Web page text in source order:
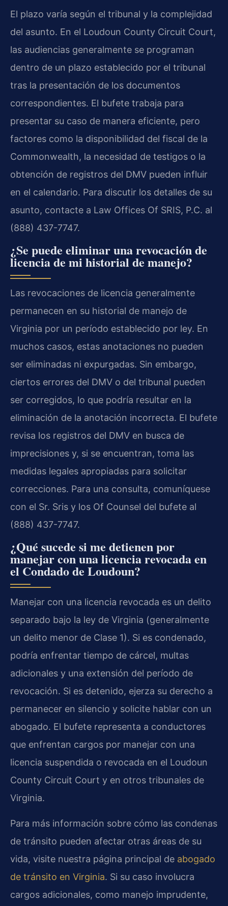
El plazo varía según el tribunal y la complejidad
del asunto. En el Loudoun County Circuit Court,
las audiencias generalmente se programan
dentro de un plazo establecido por el tribunal
tras la presentación de los documentos
correspondientes. El bufete trabaja para
presentar su caso de manera eficiente, pero
factores como la disponibilidad del fiscal de la
Commonwealth, la necesidad de testigos o la
obtención de registros del DMV pueden influir
en el calendario. Para discutir los detalles de su
asunto, contacte a Law Offices Of SRIS, P.C. al
(888) 437-7747.
¿Se puede eliminar una revocación de
licencia de mi historial de manejo?
Las revocaciones de licencia generalmente
permanecen en su historial de manejo de
Virginia por un período establecido por ley. En
muchos casos, estas anotaciones no pueden
ser eliminadas ni expurgadas. Sin embargo,
ciertos errores del DMV o del tribunal pueden
ser corregidos, lo que podría resultar en la
eliminación de la anotación incorrecta. El bufete
revisa los registros del DMV en busca de
imprecisiones y, si se encuentran, toma las
medidas legales apropiadas para solicitar
correcciones. Para una consulta, comuníquese
con el Sr. Sris y los Of Counsel del bufete al
(888) 437-7747.
¿Qué sucede si me detienen por
manejar con una licencia revocada en
el Condado de Loudoun?
Manejar con una licencia revocada es un delito
separado bajo la ley de Virginia (generalmente
un delito menor de Clase 1). Si es condenado,
podría enfrentar tiempo de cárcel, multas
adicionales y una extensión del período de
revocación. Si es detenido, ejerza su derecho a
permanecer en silencio y solicite hablar con un
abogado. El bufete representa a conductores
que enfrentan cargos por manejar con una
licencia suspendida o revocada en el Loudoun
County Circuit Court y en otros tribunales de
Virginia.
Para más información sobre cómo las condenas
de tránsito pueden afectar otras áreas de su
vida, visite nuestra página principal de abogado
de tránsito en Virginia. Si su caso involucra
cargos adicionales, como manejo imprudente,